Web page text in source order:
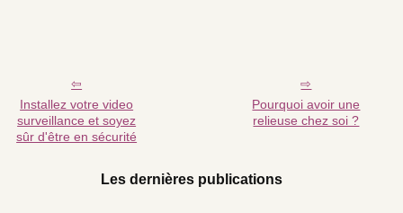
Installez votre video
surveillance et soyez
sûr d'être en sécurité
Pourquoi avoir une
relieuse chez soi ?
Les dernières publications